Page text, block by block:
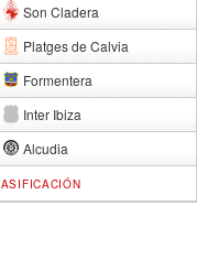
Son Cladera
Platges de Calvia
Formentera
Inter Ibiza
Alcudia